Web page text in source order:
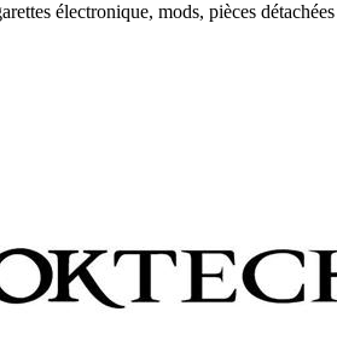
électronique, mods, pièces